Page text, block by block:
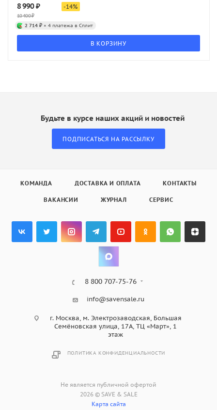
8 990₽
10 400₽
-14%
2 714 ₽ × 4 платежа в Сплит
В КОРЗИНУ
Будьте в курсе наших акций и новостей
ПОДПИСАТЬСЯ НА РАССЫЛКУ
КОМАНДА ДОСТАВКА И ОПЛАТА КОНТАКТЫ
ВАКАНСИИ ЖУРНАЛ СЕРВИС
8 800 707-75-76
info@savensale.ru
г. Москва, м. Электрозаводская, Большая
Семёновская улица, 17А, ТЦ «Март», 1
этаж
ПОЛИТИКА КОНФИДЕНЦИАЛЬНОСТИ
Не является публичной офертой
2026 © SAVE & SALE
Карта сайта